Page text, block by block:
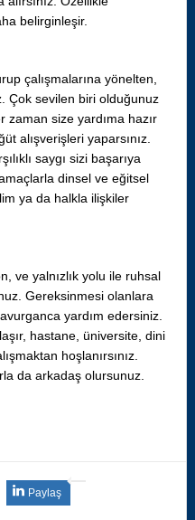
belirginleşir.
çalışmalarına yönelten,
Çok sevilen biri olduğunuz
zaman size yardıma hazır
alışverişleri yaparsınız.
saygı sizi başarıya
dinsel ve eğitsel
ya da halkla ilişkiler
ve yalnızlık yolu ile ruhsal
Gereksinmesi olanlara
yardım edersiniz.
hastane, üniversite, dini
hoşlanırsınız.
da arkadaş olursunuz.
Paylaş